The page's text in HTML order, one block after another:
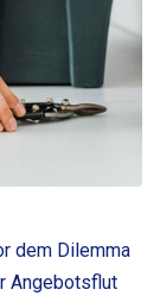
dem Dilemma
Angebotsflut